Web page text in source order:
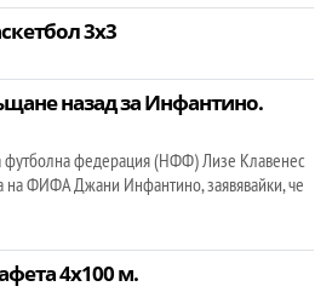
3х3
назад за Инфантино.
футболна федерация (НФФ) Лизе Клавенес
на ФИФА Джани Инфантино, заявявайки, че
4х100 м.